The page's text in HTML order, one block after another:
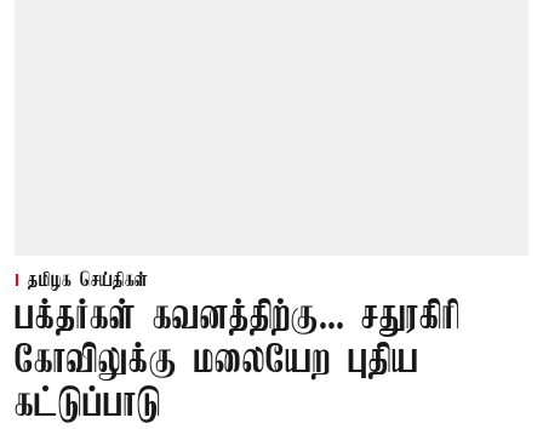
தமிழக செய்திகள்
பக்தர்கள் கவனத்திற்கு... சதுரகிரி
கோவிலுக்கு மலையேற புதிய
கட்டுப்பாடு